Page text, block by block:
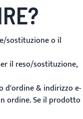
sostituzione o il
il reso/sostituzione,
d'ordine & indirizzo e-
ordine. Se il prodotto